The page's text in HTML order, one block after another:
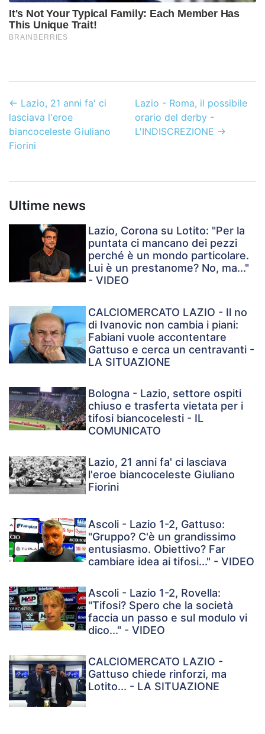
← Lazio, 21 anni fa' ci
lasciava l'eroe
biancoceleste Giuliano
Fiorini
Lazio - Roma, il possibile
orario del derby -
L'INDISCREZIONE →
Ultime news
Lazio, Corona su Lotito: "Per la
puntata ci mancano dei pezzi
perché è un mondo particolare.
Lui è un prestanome? No, ma..."
- VIDEO
CALCIOMERCATO LAZIO - Il no
di Ivanovic non cambia i piani:
Fabiani vuole accontentare
Gattuso e cerca un centravanti -
LA SITUAZIONE
Bologna - Lazio, settore ospiti
chiuso e trasferta vietata per i
tifosi biancocelesti - IL
COMUNICATO
Lazio, 21 anni fa' ci lasciava
l'eroe biancoceleste Giuliano
Fiorini
Ascoli - Lazio 1-2, Gattuso:
"Gruppo? C'è un grandissimo
entusiasmo. Obiettivo? Far
cambiare idea ai tifosi..." - VIDEO
Ascoli - Lazio 1-2, Rovella:
"Tifosi? Spero che la società
faccia un passo e sul modulo vi
dico..." - VIDEO
CALCIOMERCATO LAZIO -
Gattuso chiede rinforzi, ma
Lotito... - LA SITUAZIONE